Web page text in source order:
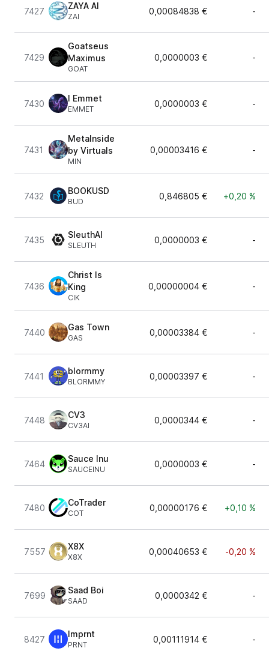
7427
ZAYA AI
ZAI
0,00084838 € -
7429
Goatseus
Maximus
GOAT
0,0000003 € -
7430
I Emmet
EMMET
0,0000003 € -
7431
MetaInside
by Virtuals
MIN
0,00003416 € -
7432
BOOKUSD
BUD
0,846805 € +0,20 %
7435
SleuthAI
SLEUTH
0,0000003 € -
7436
Christ Is
King
CIK
0,00000004 € -
7440
Gas Town
GAS
0,00003384 € -
7441
blormmy
BLORMMY
0,00003397 € -
7448
CV3
CV3AI
0,0000344 € -
7464
Sauce Inu
SAUCEINU
0,0000003 € -
7480
CoTrader
COT
0,00000176 € +0,10 %
7557
X8X
X8X
0,00040653 € -0,20 %
7699
Saad Boi
SAAD
0,0000342 € -
8427
Imprnt
PRNT
0,00111914 € -